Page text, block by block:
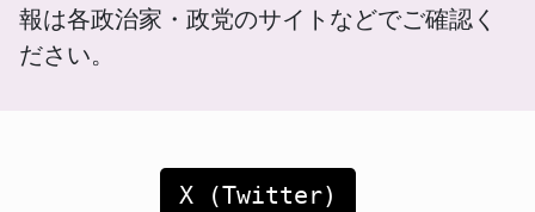
報は各政治家・政党のサイトなどでご確認く
ださい。
X (Twitter)